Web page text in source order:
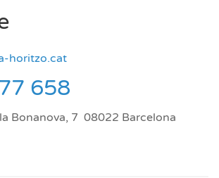
horitzo.cat
658
Bonanova, 7 08022 Barcelona